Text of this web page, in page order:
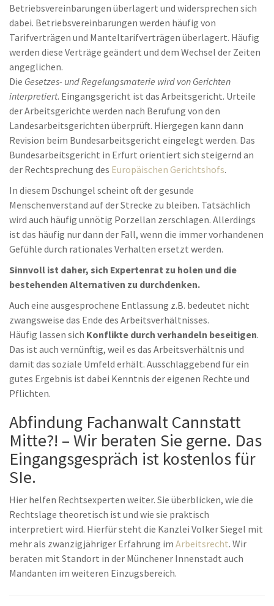
Betriebsvereinbarungen überlagert und widersprechen sich
dabei. Betriebsvereinbarungen werden häufig von
Tarifverträgen und Manteltarifverträgen überlagert. Häufig
werden diese Verträge geändert und dem Wechsel der Zeiten
angeglichen.
Die Gesetzes- und Regelungsmaterie wird von Gerichten
interpretiert. Eingangsgericht ist das Arbeitsgericht. Urteile
der Arbeitsgerichte werden nach Berufung von den
Landesarbeitsgerichten überprüft. Hiergegen kann dann
Revision beim Bundesarbeitsgericht eingelegt werden. Das
Bundesarbeitsgericht in Erfurt orientiert sich steigernd an
der Rechtsprechung des Europäischen Gerichtshofs.
In diesem Dschungel scheint oft der gesunde
Menschenverstand auf der Strecke zu bleiben. Tatsächlich
wird auch häufig unnötig Porzellan zerschlagen. Allerdings
ist das häufig nur dann der Fall, wenn die immer vorhandenen
Gefühle durch rationales Verhalten ersetzt werden.
Sinnvoll ist daher, sich Expertenrat zu holen und die
bestehenden Alternativen zu durchdenken.
Auch eine ausgesprochene Entlassung z.B. bedeutet nicht
zwangsweise das Ende des Arbeitsverhältnisses.
Häufig lassen sich Konflikte durch verhandeln beseitigen.
Das ist auch vernünftig, weil es das Arbeitsverhältnis und
damit das soziale Umfeld erhält. Ausschlaggebend für ein
gutes Ergebnis ist dabei Kenntnis der eigenen Rechte und
Pflichten.
Abfindung Fachanwalt Cannstatt
Mitte?! – Wir beraten Sie gerne. Das
Eingangsgespräch ist kostenlos für
SIe.
Hier helfen Rechtsexperten weiter. Sie überblicken, wie die
Rechtslage theoretisch ist und wie sie praktisch
interpretiert wird. Hierfür steht die Kanzlei Volker Siegel mit
mehr als zwanzigjähriger Erfahrung im Arbeitsrecht. Wir
beraten mit Standort in der Münchener Innenstadt auch
Mandanten im weiteren Einzugsbereich.